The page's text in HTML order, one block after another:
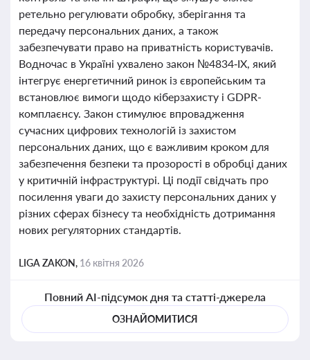
ретельно регулювати обробку, зберігання та
передачу персональних даних, а також
забезпечувати право на приватність користувачів.
Водночас в Україні ухвалено закон №4834‑IX, який
інтегрує енергетичний ринок із європейським та
встановлює вимоги щодо кіберзахисту і GDPR-
комплаєнсу. Закон стимулює впровадження
сучасних цифрових технологій із захистом
персональних даних, що є важливим кроком для
забезпечення безпеки та прозорості в обробці даних
у критичній інфраструктурі. Ці події свідчать про
посилення уваги до захисту персональних даних у
різних сферах бізнесу та необхідність дотримання
нових регуляторних стандартів.
LIGA ZAKON, 16 квітня 2026
Повний AI-підсумок дня та статті-джерела
ОЗНАЙОМИТИСЯ